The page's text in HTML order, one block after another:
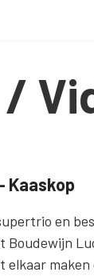
Kaaskop
en
Boudewijn
elkaar